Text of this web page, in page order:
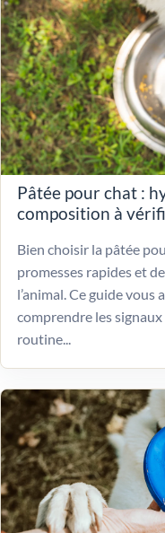
Pâtée pour chat :
composition à
Bien choisir la pâtée
promesses rapides et
l’animal. Ce guide vous
comprendre les
routine...